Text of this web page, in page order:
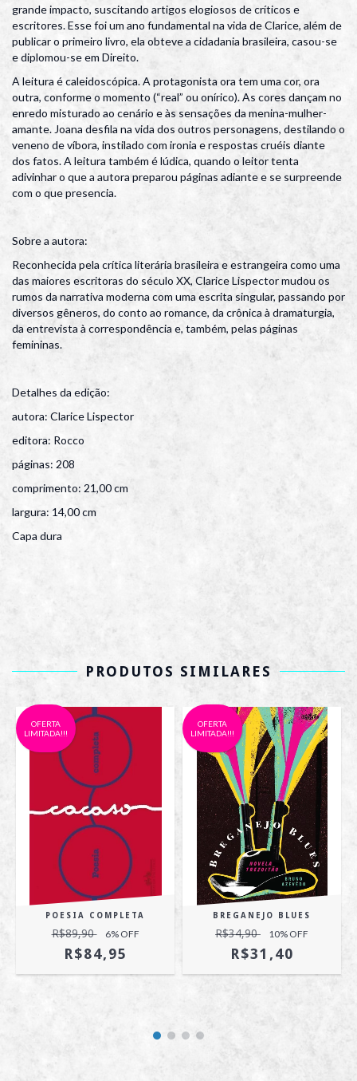
grande impacto, suscitando artigos elogiosos de críticos e
escritores. Esse foi um ano fundamental na vida de Clarice, além de
publicar o primeiro livro, ela obteve a cidadania brasileira, casou-se
e diplomou-se em Direito.
A leitura é caleidoscópica. A protagonista ora tem uma cor, ora
outra, conforme o momento (“real” ou onírico). As cores dançam no
enredo misturado ao cenário e às sensações da menina-mulher-
amante. Joana desfila na vida dos outros personagens, destilando o
veneno de víbora, instilado com ironia e respostas cruéis diante
dos fatos. A leitura também é lúdica, quando o leitor tenta
adivinhar o que a autora preparou páginas adiante e se surpreende
com o que presencia.
Sobre a autora:
Reconhecida pela crítica literária brasileira e estrangeira como uma
das maiores escritoras do século XX, Clarice Lispector mudou os
rumos da narrativa moderna com uma escrita singular, passando por
diversos gêneros, do conto ao romance, da crônica à dramaturgia,
da entrevista à correspondência e, também, pelas páginas
femininas.
Detalhes da edição:
autora: Clarice Lispector
editora: Rocco
páginas: 208
comprimento: 21,00 cm
largura: 14,00 cm
Capa dura
PRODUTOS SIMILARES
OFERTA
LIMITADA!!!
POESIA COMPLETA
R$89,90 6% OFF
R$84,95
OFERTA
LIMITADA!!!
BREGANEJO BLUES
R$34,90 10% OFF
R$31,40